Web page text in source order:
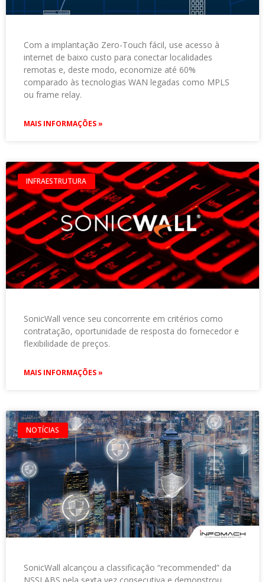
Com a implantação Zero-Touch fácil, use acesso à
internet de baixo custo para conectar localidades
remotas e, deste modo, economize até 60%
comparado às tecnologias WAN legadas como MPLS
ou frame relay.
MAIS INFORMAÇÕES »
INFRAESTRUTURA
SonicWall vence seu concorrente em critérios como
contratação, oportunidade de resposta do fornecedor e
flexibilidade de preços.
MAIS INFORMAÇÕES »
NOTÍCIAS
SonicWall alcançou a classificação “recommended” da